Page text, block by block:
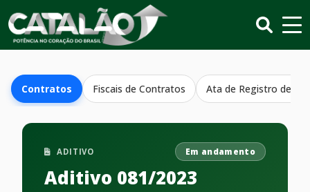
Contratos Fiscais de Contratos Ata de Registro de
ADITIVO Em andamento
Aditivo 081/2023